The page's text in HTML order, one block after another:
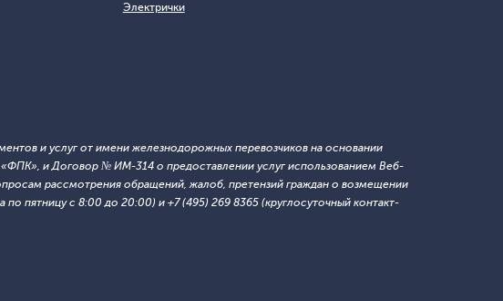
Электрички
и услуг от имени железнодорожных перевозчиков на основании
и Договор № ИМ-314 о предоставлении услуг использованием Веб-
рассмотрения обращений, жалоб, претензий граждан о возмещении
пятницу с 8:00 до 20:00) и +7 (495) 269 8365 (круглосуточный контакт-